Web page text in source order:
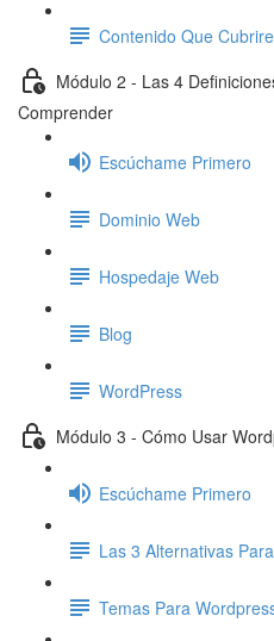
Contenido Que
Módulo 2 - Las 4
Comprender
Escúchame Primero
Dominio Web
Hospedaje Web
Blog
WordPress
Módulo 3 - Cómo Usar
Escúchame Primero
Las 3 Alternativas
Temas Para